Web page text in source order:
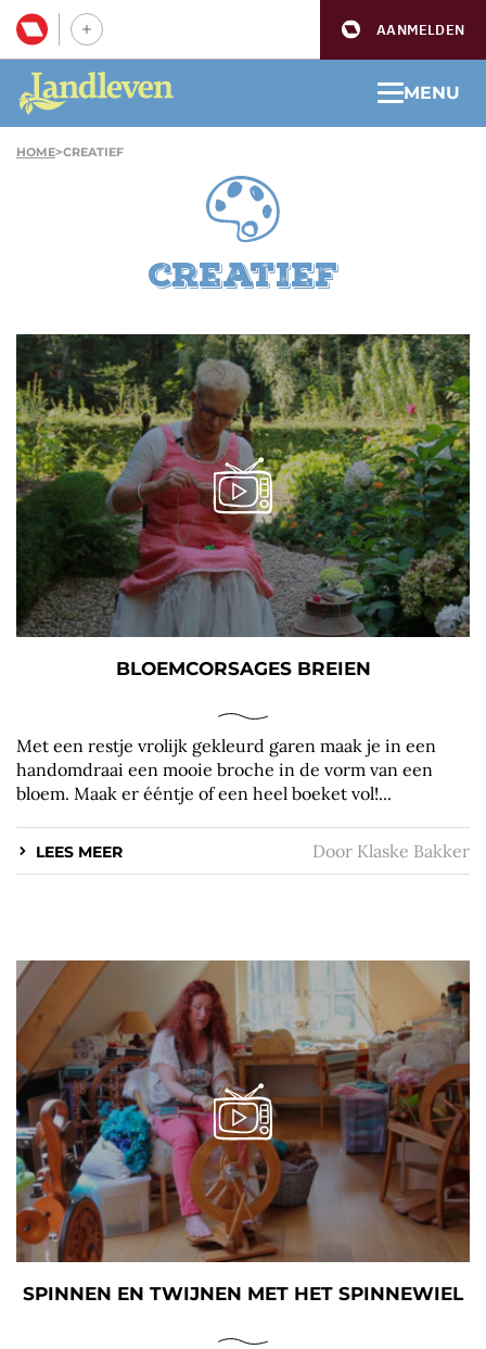
AANMELDEN
MENU
HOME>CREATIEF
creatief
BLOEMCORSAGES BREIEN
Met een restje vrolijk gekleurd garen maak je in een
handomdraai een mooie broche in de vorm van een
bloem. Maak er ééntje of een heel boeket vol!...
LEES MEER Door Klaske Bakker
SPINNEN EN TWIJNEN MET HET SPINNEWIEL